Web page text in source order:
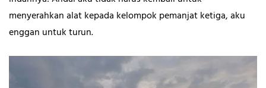
menyerahkan alat kepada kelompok pemanjat ketiga, aku
enggan untuk turun.